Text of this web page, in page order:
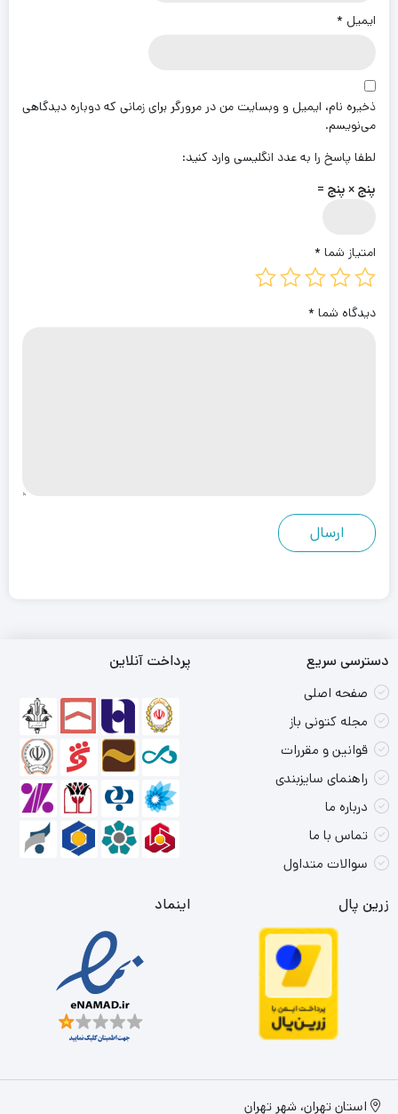
ایمیل *
ذخیره نام، ایمیل و وبسایت من در مرورگر برای زمانی که دوباره دیدگاهی
می‌نویسم.
لطفا پاسخ را به عدد انگلیسی وارد کنید:
پنج × پنج =
امتیاز شما *
دیدگاه شما *
دسترسی سریع
صفحه اصلی
مجله کتونی باز
قوانین و مقررات
راهنمای سایزبندی
درباره ما
تماس با ما
سوالات متداول
پرداخت آنلاین
زرین پال اینماد
استان تهران، شهر تهران